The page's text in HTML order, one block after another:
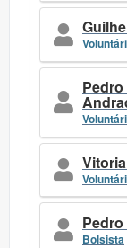
Bolsista